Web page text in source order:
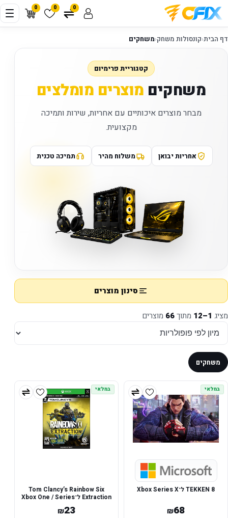
0 0 0
דף הבית‹קונסולות משחק‹משחקים
קטגוריית פרימיום
משחקים מוצרים מומלצים
מבחר מוצרים איכותיים עם אחריות, שירות ותמיכה
מקצועית.
אחריות יבואן משלוח מהיר תמיכה טכנית
סינון מוצרים
מציג 1–12 מתוך66 מוצרים
משחקים
במלאי
TEKKEN 8 ל־Xbox Series X
₪68
במלאי
Tom Clancy’s Rainbow Six
Extraction ל־Xbox One / Series
X
₪23